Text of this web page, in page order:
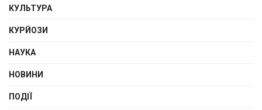
КУЛЬТУРА
КУРЙОЗИ
НАУКА
НОВИНИ
ПОДІЇ